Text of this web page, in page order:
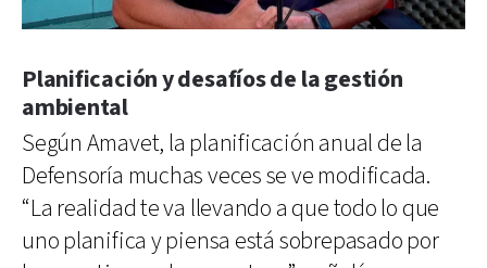
Planificación y desafíos de la gestión
ambiental
Según Amavet, la planificación anual de la
Defensoría muchas veces se ve modificada.
“La realidad te va llevando a que todo lo que
uno planifica y piensa está sobrepasado por